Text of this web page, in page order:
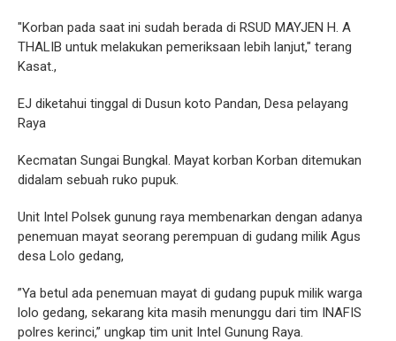
"Korban pada saat ini sudah berada di RSUD MAYJEN H. A
THALIB untuk melakukan pemeriksaan lebih lanjut," terang
Kasat.,
EJ diketahui tinggal di Dusun koto Pandan, Desa pelayang
Raya
Kecmatan Sungai Bungkal. Mayat korban Korban ditemukan
didalam sebuah ruko pupuk.
Unit Intel Polsek gunung raya membenarkan dengan adanya
penemuan mayat seorang perempuan di gudang milik Agus
desa Lolo gedang,
”Ya betul ada penemuan mayat di gudang pupuk milik warga
lolo gedang, sekarang kita masih menunggu dari tim INAFIS
polres kerinci,” ungkap tim unit Intel Gunung Raya.